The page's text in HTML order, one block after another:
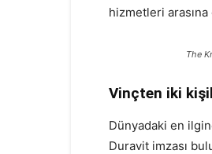
hizmetleri
The
Vinçten iki
Dünyadaki en
Duravit imzası